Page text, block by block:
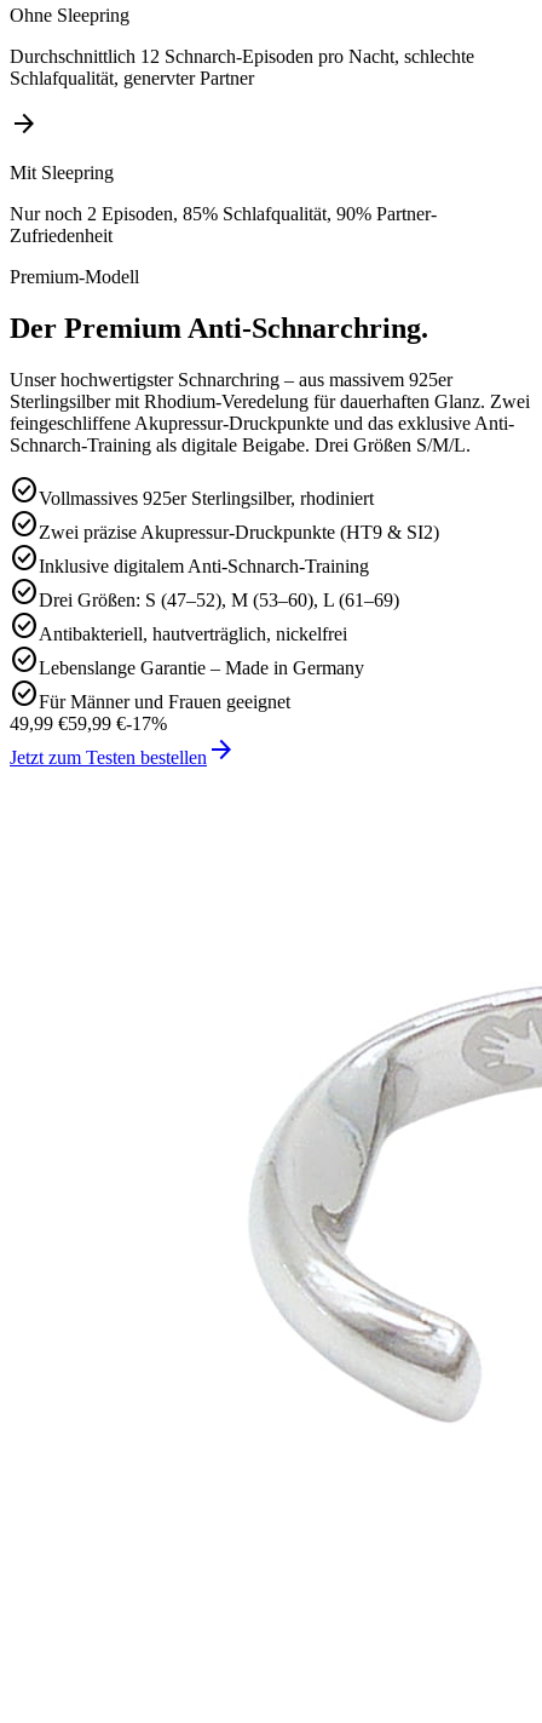
Ohne Sleepring
Durchschnittlich 12 Schnarch-Episoden pro Nacht, schlechte
Schlafqualität, genervter Partner
arrow_forward
Mit Sleepring
Nur noch 2 Episoden, 85% Schlafqualität, 90% Partner-
Zufriedenheit
Premium-Modell
Der Premium Anti-Schnarchring.
Unser hochwertigster Schnarchring – aus massivem 925er
Sterlingsilber mit Rhodium-Veredelung für dauerhaften Glanz. Zwei
feingeschliffene Akupressur-Druckpunkte und das exklusive Anti-
Schnarch-Training als digitale Beigabe. Drei Größen S/M/L.
check_circleVollmassives 925er Sterlingsilber, rhodiniert
check_circleZwei präzise Akupressur-Druckpunkte (HT9 & SI2)
check_circleInklusive digitalem Anti-Schnarch-Training
check_circleDrei Größen: S (47–52), M (53–60), L (61–69)
check_circleAntibakteriell, hautverträglich, nickelfrei
check_circleLebenslange Garantie – Made in Germany
check_circleFür Männer und Frauen geeignet
49,99 €59,99 €-17%
Jetzt zum Testen bestellen arrow_forward